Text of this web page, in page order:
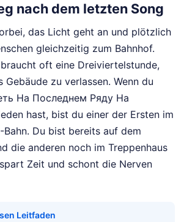
nach dem letzten Song
das Licht geht an und plötzlich
gleichzeitig zum Bahnhof.
oft eine Dreiviertelstunde,
Gebäude zu verlassen. Wenn du
На Последнем Ряду На
hast, bist du einer der Ersten im
Bahn. Du bist bereits auf dem
die anderen noch im Treppenhaus
Zeit und schont die Nerven
Leitfaden